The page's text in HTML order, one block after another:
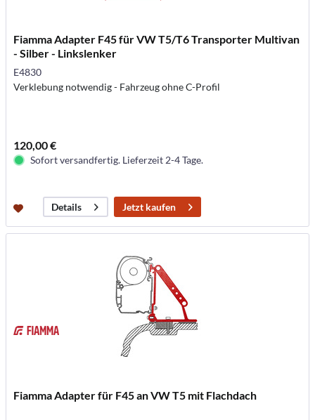
Fiamma Adapter F45 für VW T5/T6 Transporter Multivan
- Silber - Linkslenker
E4830
Verklebung notwendig - Fahrzeug ohne C-Profil
120,00 €
Sofort versandfertig. Lieferzeit 2-4 Tage.
Details Jetzt kaufen
Fiamma Adapter für F45 an VW T5 mit Flachdach